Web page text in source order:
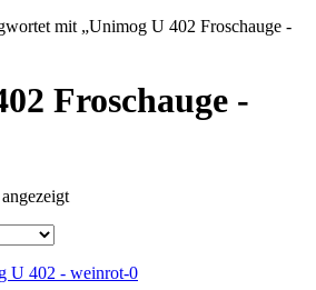
mit „Unimog U 402 Froschauge -
Froschauge -